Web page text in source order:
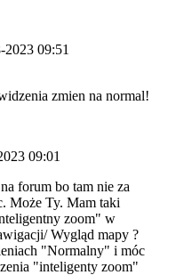
2023 09:51
zmien na normal!
09:01
forum bo tam nie za
Może Ty. Mam taki
zoom" w
Wygląd mapy ?
"Normalny" i móc
"inteligenty zoom"